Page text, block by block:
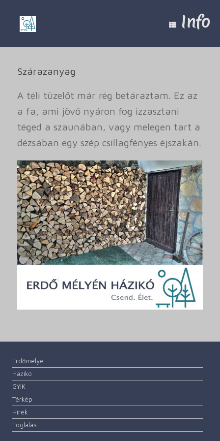
Info
Szárazanyag
A téli tüzelőt már rég betáraztam. Ez az
a fa, ami jövő nyáron fog izzasztani
téged a szaunában, vagy melegen tart a
dézsában egy szép csillagfényes éjszakán.
Erdőmélye
Házikó
GYIK
Térkép
Hírek
Foglalás